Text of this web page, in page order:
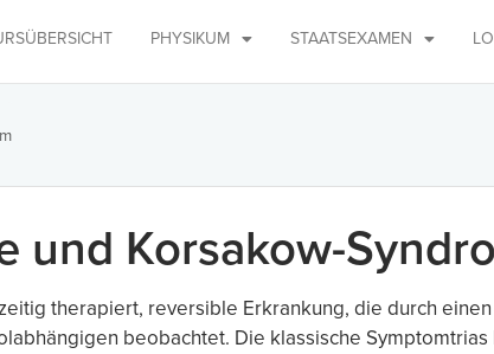
PHYSIKUM STAATSEXAMEN
und Korsakow-
therapiert, reversible Erkrankung, die durch
beobachtet. Die klassische